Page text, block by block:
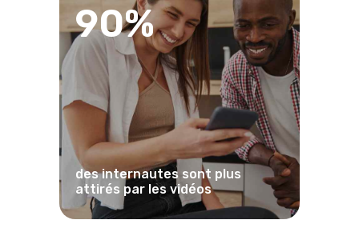
90%
des internautes sont plus
attirés par les vidéos